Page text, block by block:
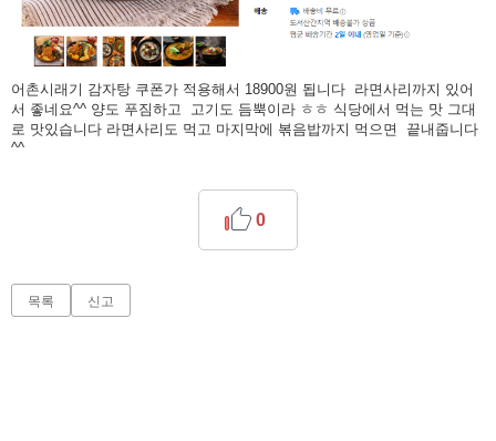
어촌시래기 감자탕 쿠폰가 적용해서 18900원 됩니다 라면사리까지 있어
서 좋네요^^ 양도 푸짐하고 고기도 듬뿍이라 ㅎㅎ 식당에서 먹는 맛 그대
로 맛있습니다 라면사리도 먹고 마지막에 볶음밥까지 먹으면 끝내줍니다
^^
0
목록 신고